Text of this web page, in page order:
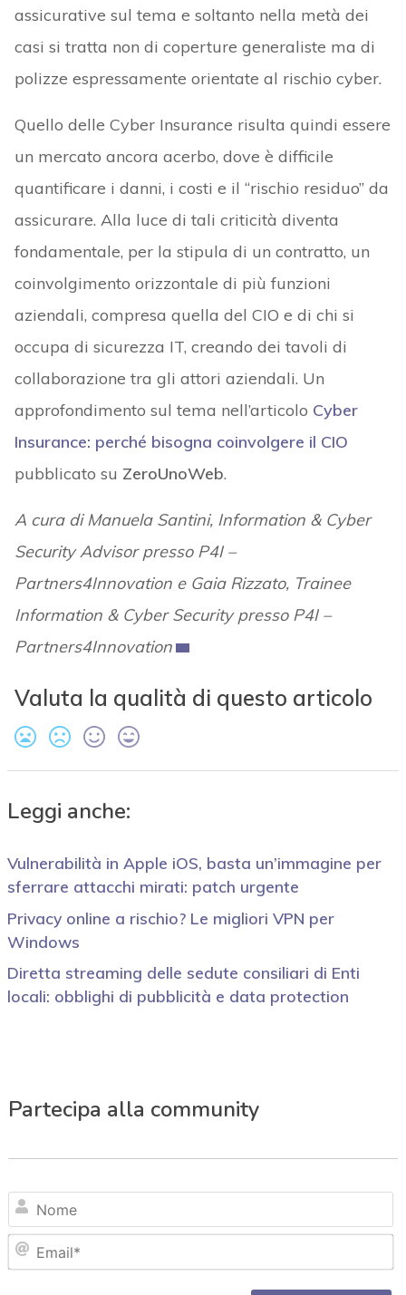
assicurative sul tema e soltanto nella metà dei
casi si tratta non di coperture generaliste ma di
polizze espressamente orientate al rischio cyber.
Quello delle Cyber Insurance risulta quindi essere
un mercato ancora acerbo, dove è difficile
quantificare i danni, i costi e il “rischio residuo” da
assicurare. Alla luce di tali criticità diventa
fondamentale, per la stipula di un contratto, un
coinvolgimento orizzontale di più funzioni
aziendali, compresa quella del CIO e di chi si
occupa di sicurezza IT, creando dei tavoli di
collaborazione tra gli attori aziendali. Un
approfondimento sul tema nell’articolo Cyber
Insurance: perché bisogna coinvolgere il CIO
pubblicato su ZeroUnoWeb.
A cura di Manuela Santini, Information & Cyber
Security Advisor presso P4I –
Partners4Innovation e Gaia Rizzato, Trainee
Information & Cyber Security presso P4I –
Partners4Innovation
Valuta la qualità di questo articolo
Leggi anche:
Vulnerabilità in Apple iOS, basta un’immagine per
sferrare attacchi mirati: patch urgente
Privacy online a rischio? Le migliori VPN per
Windows
Diretta streaming delle sedute consiliari di Enti
locali: obblighi di pubblicità e data protection
Partecipa alla community